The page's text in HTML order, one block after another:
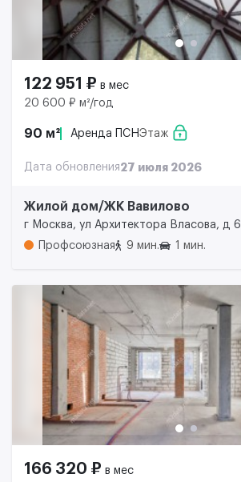
122 951 ₽ в мес
20 600 ₽ м²/год
90 м² Аренда ПСНЭтаж
Дата обновления27 июля 2026
Жилой дом/ЖК Вавилово
г Москва, ул Архитектора Власова, д 6
Профсоюзная
9 мин. 1 мин.
166 320 ₽ в мес